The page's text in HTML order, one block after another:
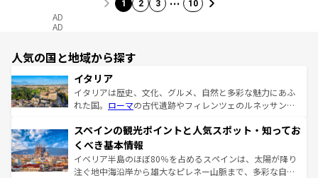
1 2 3 10
AD
AD
人気の国と地域から探す
イタリア
イタリアは歴史、文化、グルメ、自然と多彩な魅力にあふ
れた国。 ローマの古代遺跡やフィレンツェのルネッサンス
ろん、トスカーナの美しい田園風景やアマルフィ海岸の絶
景など、自然景観も見逃せない。観光の合間には、本場の
ピザやパスタなど、絶品のイタリア料理を堪能することも
できる。朝目覚めてから夜眠るまで、すべての瞬間を楽し
スペインの観光ポイントと人気スポット・知ってお
くべき基本情報
イベリア半島のほぼ80％を占めるスペインは、太陽が降り
注ぐ地中海沿岸から雄大なピレネー山脈まで、多彩な自然